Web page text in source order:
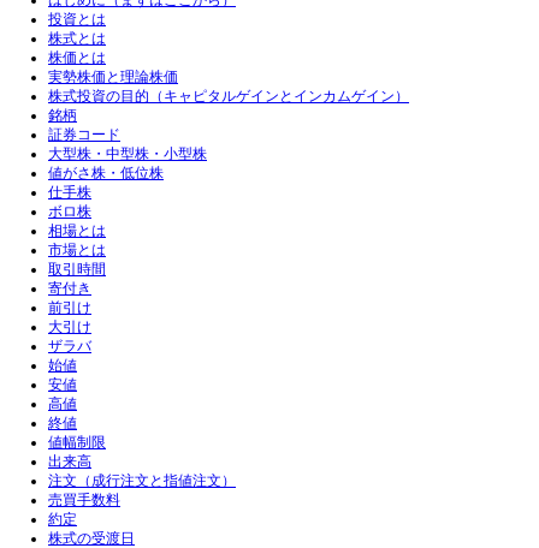
投資とは
株式とは
株価とは
実勢株価と理論株価
株式投資の目的（キャピタルゲインとインカムゲイン）
銘柄
証券コード
大型株・中型株・小型株
値がさ株・低位株
仕手株
ボロ株
相場とは
市場とは
取引時間
寄付き
前引け
大引け
ザラバ
始値
安値
高値
終値
値幅制限
出来高
注文（成行注文と指値注文）
売買手数料
約定
株式の受渡日